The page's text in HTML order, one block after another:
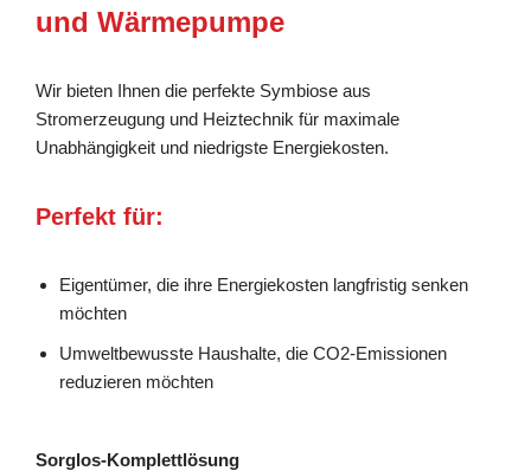
und Wärmepumpe
Wir bieten Ihnen die perfekte Symbiose aus
Stromerzeugung und Heiztechnik für maximale
Unabhängigkeit und niedrigste Energiekosten.
Perfekt für:
Eigentümer, die ihre Energiekosten langfristig senken
möchten
Umweltbewusste Haushalte, die CO2-Emissionen
reduzieren möchten
Sorglos-Komplettlösung